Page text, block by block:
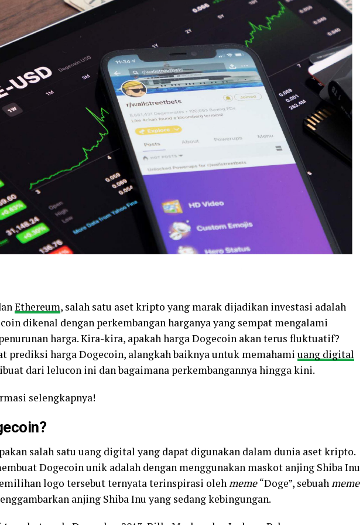
Ethereum, salah satu aset kripto yang marak dijadikan investasi adalah
dikenal dengan perkembangan harganya yang sempat mengalami
harga. Kira-kira, apakah harga Dogecoin akan terus fluktuatif?
prediksi harga Dogecoin, alangkah baiknya untuk memahami uang digital
dari lelucon ini dan bagaimana perkembangannya hingga kini.
selengkapnya!
salah satu uang digital yang dapat digunakan dalam dunia aset kripto.
Dogecoin unik adalah dengan menggunakan maskot anjing Shiba Inu
logo tersebut ternyata terinspirasi olehmeme“Doge”, sebuahmeme
anjing Shiba Inu yang sedang kebingungan.